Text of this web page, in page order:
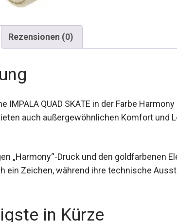
Rezensionen (0)
IMPALA QUAD SKATE in der Farbe
auch außergewöhnlichen Komfort und
„Harmony“-Druck und den goldfarbenen
ein Zeichen, während ihre technische
in Kürze